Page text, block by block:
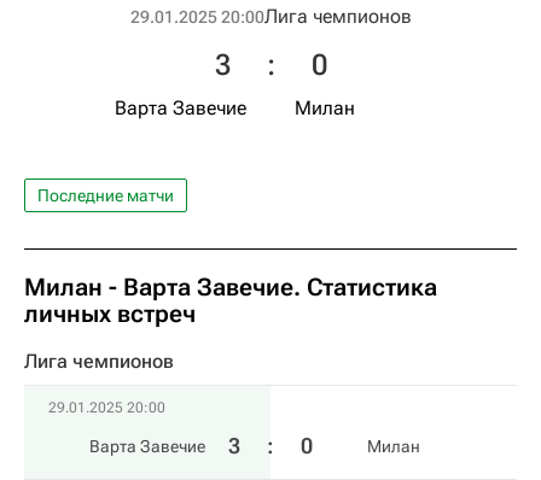
29.01.2025 20:00Лига чемпионов
Варта Завечие
3 : 0
Милан
Последние матчи
Милан - Варта Завечие. Статистика
личных встреч
Лига чемпионов
29.01.2025 20:00
Варта Завечие 3 : 0 Милан